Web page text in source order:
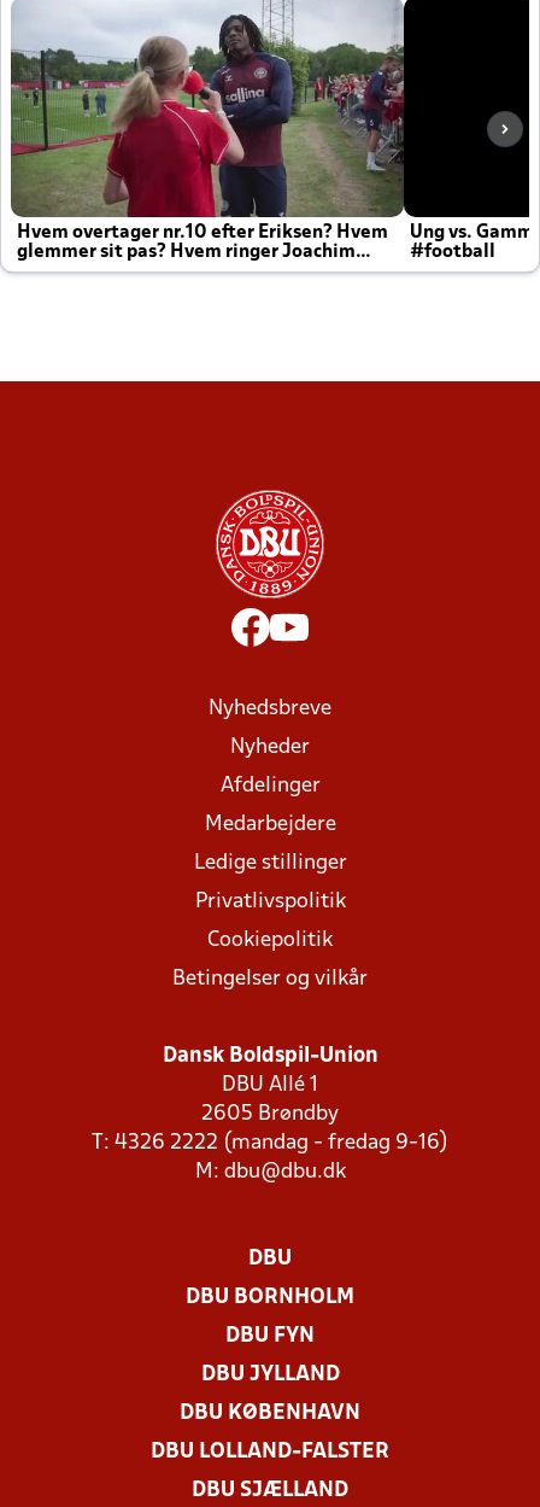
Hvem overtager nr.10 efter Eriksen? Hvem
glemmer sit pas? Hvem ringer Joachim
altid til efter kampe?
Ung vs.
#football
Nyhedsbreve
Nyheder
Afdelinger
Medarbejdere
Ledige stillinger
Privatlivspolitik
Cookiepolitik
Betingelser og vilkår
Dansk Boldspil-Union
DBU Allé 1
2605 Brøndby
T: 4326 2222 (mandag - fredag 9-16)
M: dbu@dbu.dk
DBU
DBU BORNHOLM
DBU FYN
DBU JYLLAND
DBU KØBENHAVN
DBU LOLLAND-FALSTER
DBU SJÆLLAND